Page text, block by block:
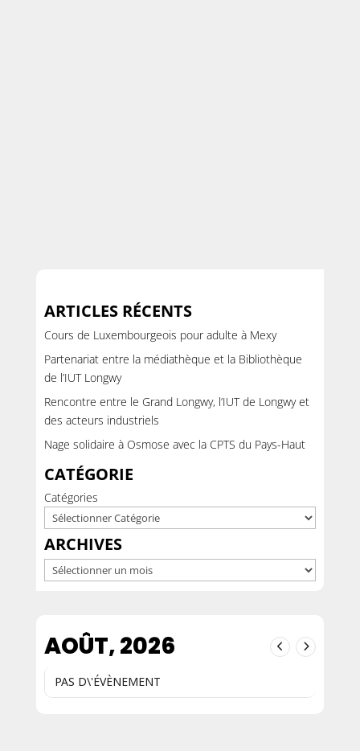
ARTICLES RÉCENTS
Cours de Luxembourgeois pour adulte à Mexy
Partenariat entre la médiathèque et la Bibliothèque
de l’IUT Longwy
Rencontre entre le Grand Longwy, l’IUT de Longwy et
des acteurs industriels
Nage solidaire à Osmose avec la CPTS du Pays-Haut
CATÉGORIE
Catégories
ARCHIVES
Archives
AOÛT, 2026
PAS D\'ÉVÈNEMENT